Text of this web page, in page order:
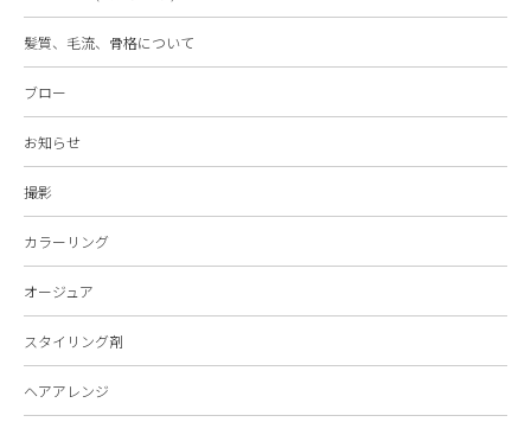
髪質、毛流、骨格について
ブロー
お知らせ
撮影
カラーリング
オージュア
スタイリング剤
ヘアアレンジ